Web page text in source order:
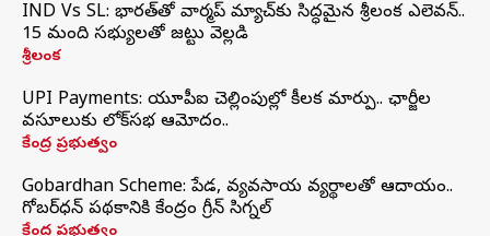
IND Vs SL: భారత్‌తో వార్మప్‌ మ్యాచ్‌కు సిద్ధమైన శ్రీలంక ఎలెవన్..
15 మంది సభ్యులతో జట్టు వెల్లడి
శ్రీలంక
UPI Payments: యూపీఐ చెల్లింపుల్లో కీలక మార్పు.. ఛార్జీల
వసూలుకు లోక్‌సభ ఆమోదం..
కేంద్ర ప్రభుత్వం
Gobardhan Scheme: పేడ, వ్యవసాయ వ్యర్థాలతో ఆదాయం..
గోబర్‌ధన్ పథకానికి కేంద్రం గ్రీన్ సిగ్నల్